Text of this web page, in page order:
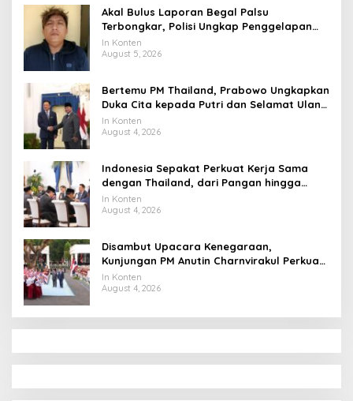
Akal Bulus Laporan Begal Palsu
Terbongkar, Polisi Ungkap Penggelapan
Uang Perusahaan untuk Crypto
In Konten
August 5, 2026
Bertemu PM Thailand, Prabowo Ungkapkan
Duka Cita kepada Putri dan Selamat Ulang
Tahun ke Raja Thailand
In Konten
August 4, 2026
Indonesia Sepakat Perkuat Kerja Sama
dengan Thailand, dari Pangan hingga
Ekonomi Digital
In Konten
August 4, 2026
Disambut Upacara Kenegaraan,
Kunjungan PM Anutin Charnvirakul Perkuat
Hubungan Indonesia-Thailand
In Konten
August 4, 2026